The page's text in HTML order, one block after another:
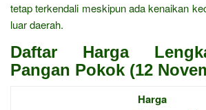
tetap terkendali meskipun ada kenaikan
luar daerah.
Daftar Harga
Pangan Pokok (12
Harga